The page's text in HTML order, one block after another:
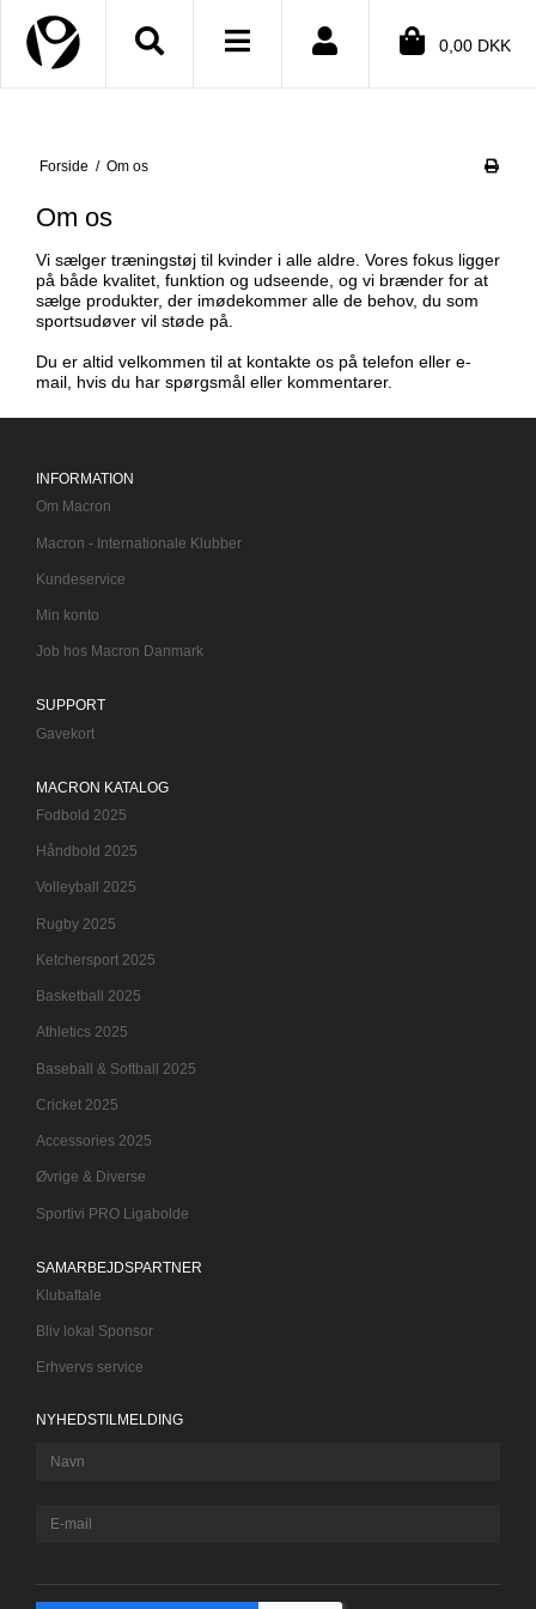
Close menu
(INFORMATION)
(TEKSTER)
(DIN KONTO)
0,00 DKK
Forside / Om os
Om os
Vi sælger træningstøj til kvinder i alle aldre. Vores fokus ligger
på både kvalitet, funktion og udseende, og vi brænder for at
sælge produkter, der imødekommer alle de behov, du som
sportsudøver vil støde på.
Du er altid velkommen til at kontakte os på telefon eller e-
mail, hvis du har spørgsmål eller kommentarer.
INFORMATION
Om Macron
Macron - Internationale Klubber
Kundeservice
Min konto
Job hos Macron Danmark
SUPPORT
Gavekort
MACRON KATALOG
Fodbold 2025
Håndbold 2025
Volleyball 2025
Rugby 2025
Ketchersport 2025
Basketball 2025
Athletics 2025
Baseball & Softball 2025
Cricket 2025
Accessories 2025
Øvrige & Diverse
Sportivi PRO Ligabolde
SAMARBEJDSPARTNER
Klubaftale
Bliv lokal Sponsor
Erhvervs service
NYHEDSTILMELDING